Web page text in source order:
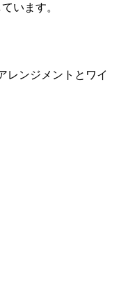
います。
レンジメントとワイ